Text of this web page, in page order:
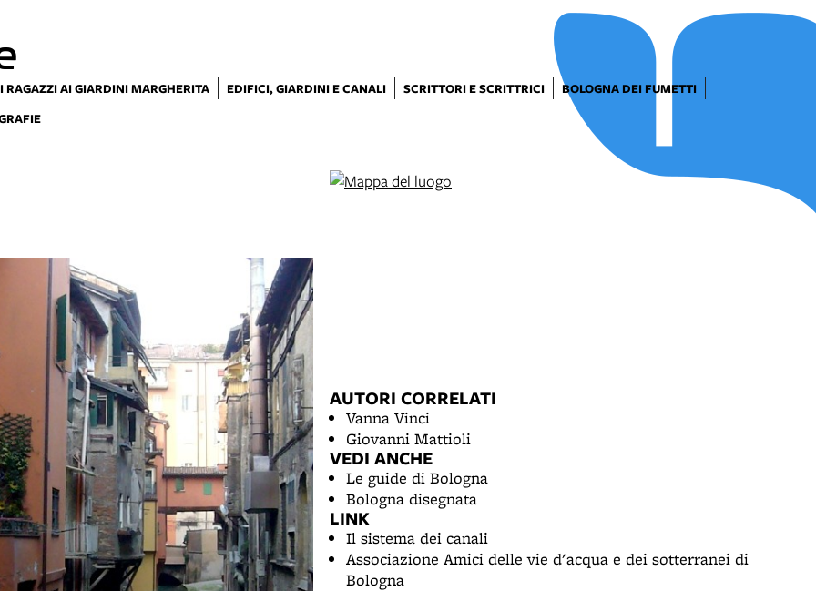
RAGAZZI AI GIARDINI MARGHERITA EDIFICI, GIARDINI E CANALI SCRITTORI E SCRITTRICI
BOLOGNA DEI FUMETTI
AUTORI CORRELATI
Vanna Vinci
Giovanni Mattioli
VEDI ANCHE
Le guide di Bologna
Bologna disegnata
LINK
Il sistema dei canali
Associazione Amici delle vie d'acqua e dei sotterranei di
Bologna